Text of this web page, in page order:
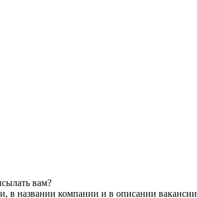
вам?
в названии компании и в описании вакансии